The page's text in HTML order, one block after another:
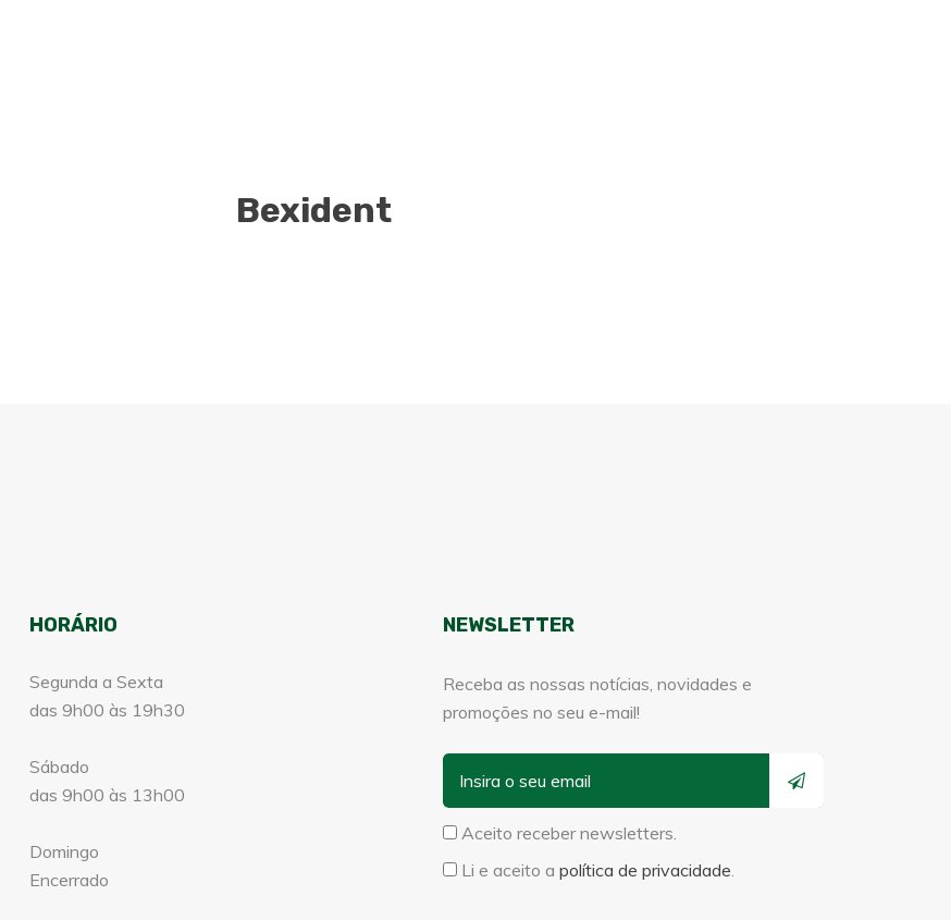
Bexident
HORÁRIO
Segunda a Sexta
das 9h00 às 19h30
Sábado
das 9h00 às 13h00
Domingo
Encerrado
NEWSLETTER
Receba as nossas notícias, novidades e
promoções no seu e-mail!
Aceito receber newsletters.
Li e aceito a política de privacidade.